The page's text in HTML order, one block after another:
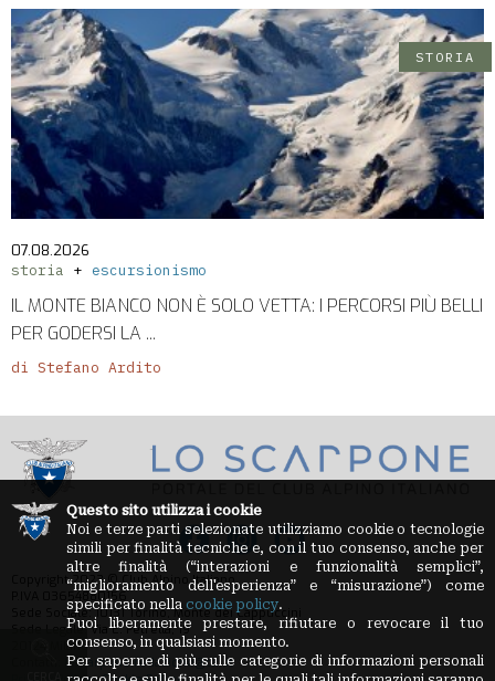
STORIA
07.08.2026
storia
escursionismo
IL MONTE BIANCO NON È SOLO VETTA: I PERCORSI PIÙ BELLI
PER GODERSI LA ...
di Stefano Ardito
Copyright 2023 © Club Alpino Italiano
P.IVA 03654880156
Sede Sociale: 10131 Torino, Monte dei Cappuccini
Sede Legale: Via E. Petrella, 19
20124 Milano
loscarpone.redazione@cai.it
Questo sito utilizza i cookie
Noi e terze parti selezionate utilizziamo cookie o tecnologie
simili per finalità tecniche e, con il tuo consenso, anche per
altre finalità (“interazioni e funzionalità semplici”,
“miglioramento dell'esperienza” e “misurazione”) come
specificato nella cookie policy.
Puoi liberamente prestare, rifiutare o revocare il tuo
consenso, in qualsiasi momento.
Per saperne di più sulle categorie di informazioni personali